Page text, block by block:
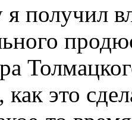
получил
как это